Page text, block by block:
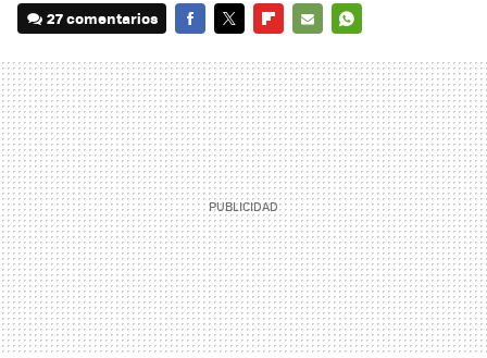
27 comentarios
MAIL